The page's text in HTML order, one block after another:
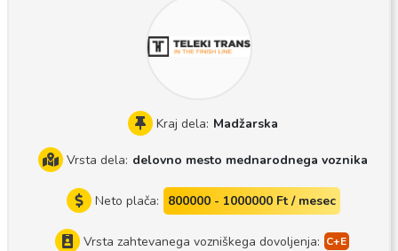
Kraj dela: Madžarska
Vrsta dela: delovno mesto mednarodnega voznika
Neto plača: 800000 - 1000000 Ft / mesec
Vrsta zahtevanega vozniškega dovoljenja: